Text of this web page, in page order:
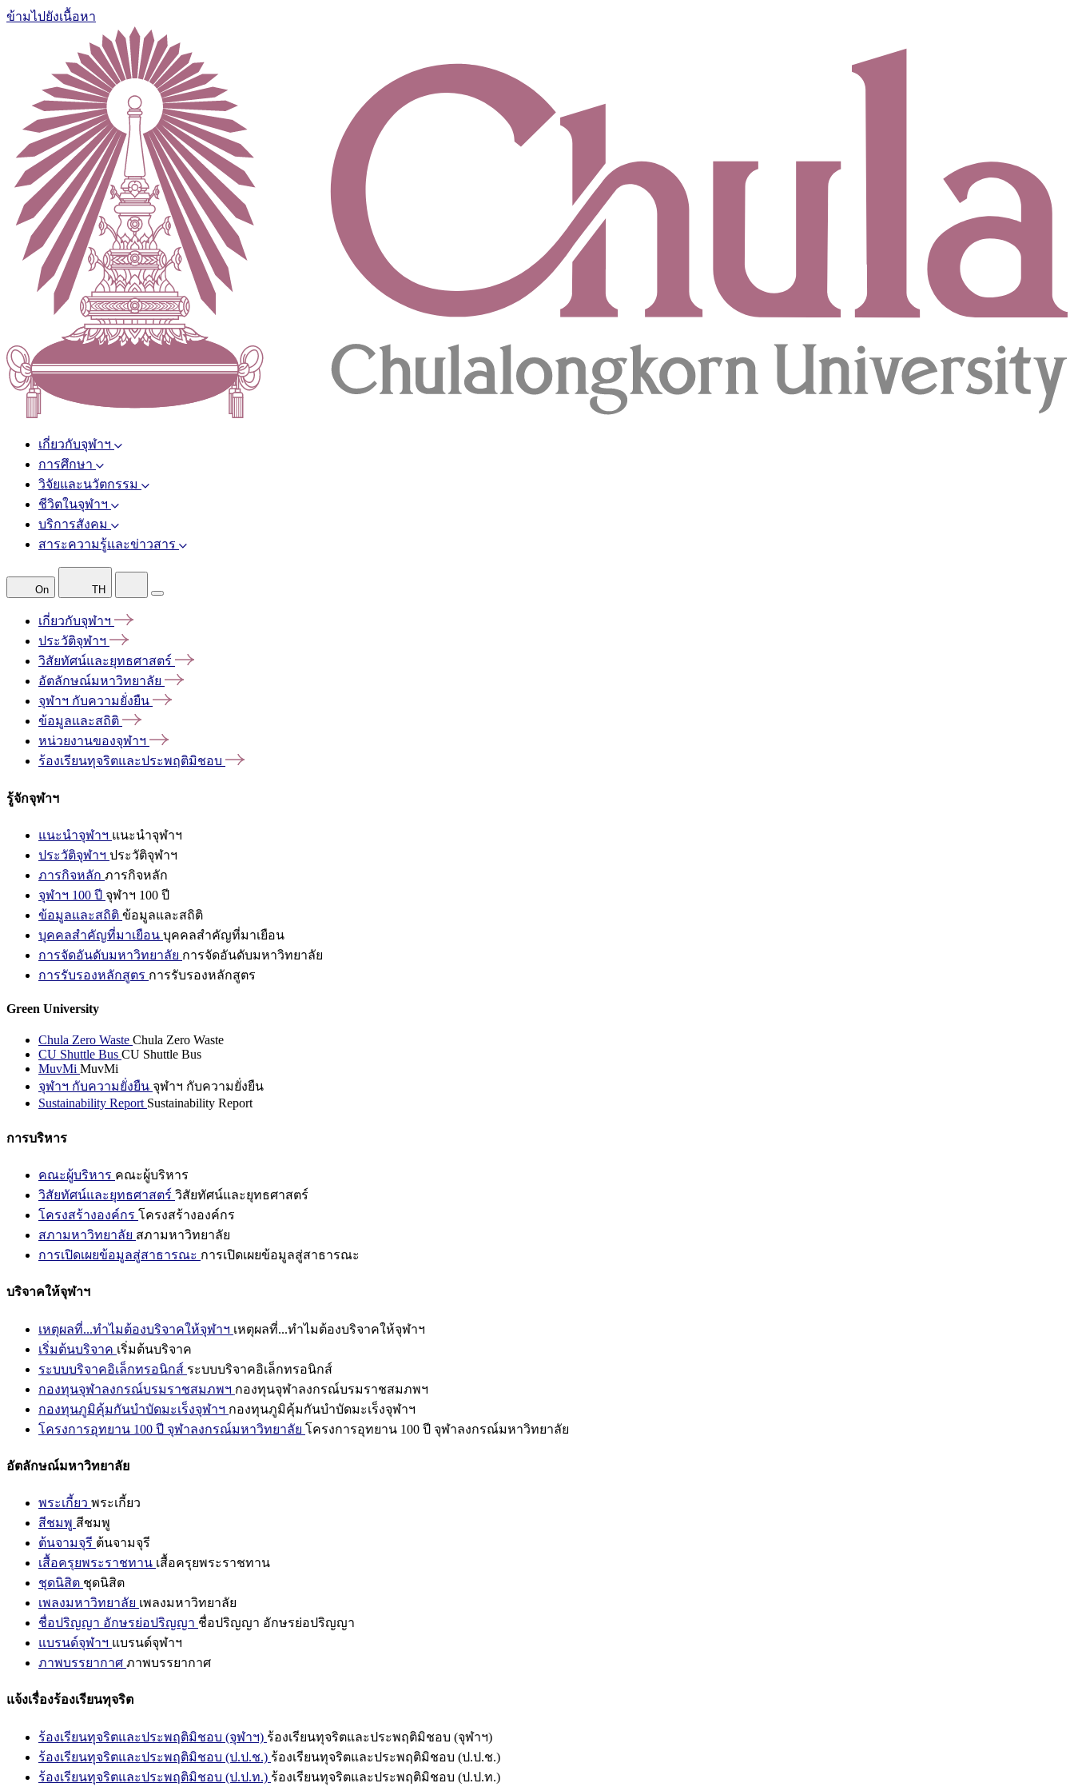
ข้ามไปยังเนื้อหา
เกี่ยวกับจุฬาฯ
การศึกษา
วิจัยและนวัตกรรม
ชีวิตในจุฬาฯ
บริการสังคม
สาระความรู้และข่าวสาร
On TH
เกี่ยวกับจุฬาฯ
ประวัติจุฬาฯ
วิสัยทัศน์และยุทธศาสตร์
อัตลักษณ์มหาวิทยาลัย
จุฬาฯ กับความยั่งยืน
ข้อมูลและสถิติ
หน่วยงานของจุฬาฯ
ร้องเรียนทุจริตและประพฤติมิชอบ
รู้จักจุฬาฯ
แนะนำจุฬาฯ แนะนำจุฬาฯ
ประวัติจุฬาฯ ประวัติจุฬาฯ
ภารกิจหลัก ภารกิจหลัก
จุฬาฯ 100 ปี จุฬาฯ 100 ปี
ข้อมูลและสถิติ ข้อมูลและสถิติ
บุคคลสำคัญที่มาเยือน บุคคลสำคัญที่มาเยือน
การจัดอันดับมหาวิทยาลัย การจัดอันดับมหาวิทยาลัย
การรับรองหลักสูตร การรับรองหลักสูตร
Green University
Chula Zero Waste Chula Zero Waste
CU Shuttle Bus CU Shuttle Bus
MuvMi MuvMi
จุฬาฯ กับความยั่งยืน จุฬาฯ กับความยั่งยืน
Sustainability Report Sustainability Report
การบริหาร
คณะผู้บริหาร คณะผู้บริหาร
วิสัยทัศน์และยุทธศาสตร์ วิสัยทัศน์และยุทธศาสตร์
โครงสร้างองค์กร โครงสร้างองค์กร
สภามหาวิทยาลัย สภามหาวิทยาลัย
การเปิดเผยข้อมูลสู่สาธารณะ การเปิดเผยข้อมูลสู่สาธารณะ
บริจาคให้จุฬาฯ
เหตุผลที่...ทำไมต้องบริจาคให้จุฬาฯ เหตุผลที่...ทำไมต้องบริจาคให้จุฬาฯ
เริ่มต้นบริจาค เริ่มต้นบริจาค
ระบบบริจาคอิเล็กทรอนิกส์ ระบบบริจาคอิเล็กทรอนิกส์
กองทุนจุฬาลงกรณ์บรมราชสมภพฯ กองทุนจุฬาลงกรณ์บรมราชสมภพฯ
กองทุนภูมิคุ้มกันบำบัดมะเร็งจุฬาฯ กองทุนภูมิคุ้มกันบำบัดมะเร็งจุฬาฯ
โครงการอุทยาน 100 ปี จุฬาลงกรณ์มหาวิทยาลัย โครงการอุทยาน 100 ปี จุฬาลงกรณ์มหาวิทยาลัย
อัตลักษณ์มหาวิทยาลัย
พระเกี้ยว พระเกี้ยว
สีชมพู สีชมพู
ต้นจามจุรี ต้นจามจุรี
เสื้อครุยพระราชทาน เสื้อครุยพระราชทาน
ชุดนิสิต ชุดนิสิต
เพลงมหาวิทยาลัย เพลงมหาวิทยาลัย
ชื่อปริญญา อักษรย่อปริญญา ชื่อปริญญา อักษรย่อปริญญา
แบรนด์จุฬาฯ แบรนด์จุฬาฯ
ภาพบรรยากาศ ภาพบรรยากาศ
แจ้งเรื่องร้องเรียนทุจริต
ร้องเรียนทุจริตและประพฤติมิชอบ (จุฬาฯ) ร้องเรียนทุจริตและประพฤติมิชอบ (จุฬาฯ)
ร้องเรียนทุจริตและประพฤติมิชอบ (ป.ป.ช.) ร้องเรียนทุจริตและประพฤติมิชอบ (ป.ป.ช.)
ร้องเรียนทุจริตและประพฤติมิชอบ (ป.ป.ท.) ร้องเรียนทุจริตและประพฤติมิชอบ (ป.ป.ท.)